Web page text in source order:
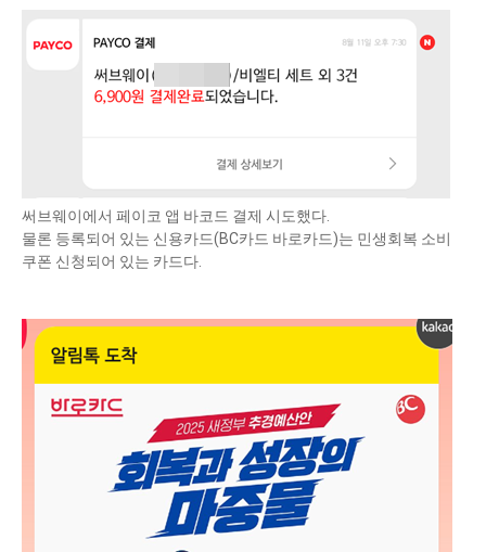
써브웨이에서 페이코 앱 바코드 결제 시도했다.
물론 등록되어 있는 신용카드(BC카드 바로카드)는 민생회복 소비
쿠폰 신청되어 있는 카드다.